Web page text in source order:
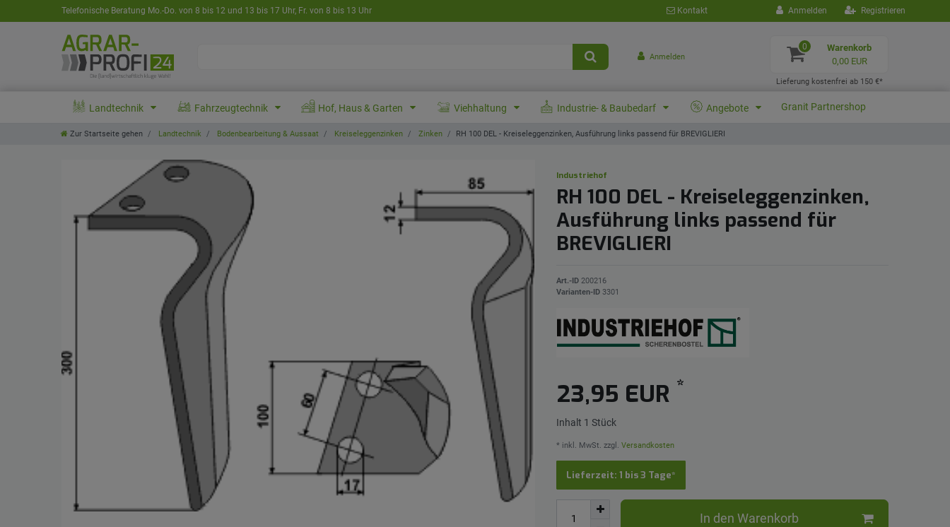
Telefonische Beratung Mo.-Do. von 8 bis 12 und 13 bis 17 Uhr, Fr. von 8 bis 13 Uhr Kontakt Anmelden Registrieren
Anmelden
0
Warenkorb
0,00 EUR
Lieferung kostenfrei ab 150 €*
Landtechnik Fahrzeugtechnik Hof, Haus & Garten Viehhaltung Industrie- & Baubedarf Angebote Granit Partnershop
Zur Startseite gehen Landtechnik Bodenbearbeitung & Aussaat Kreiseleggenzinken Zinken RH 100 DEL - Kreiseleggenzinken, Ausführung links passend für BREVIGLIERI
Industriehof
RH 100 DEL - Kreiseleggenzinken,
Ausführung links passend für
BREVIGLIERI
Art.-ID 200216
Varianten-ID 3301
23,95 EUR *
Inhalt 1 Stück
* inkl. MwSt. zzgl. Versandkosten
Lieferzeit: 1 bis 3 Tage*
In den Warenkorb